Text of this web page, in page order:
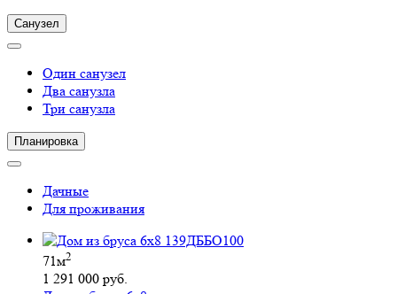
Санузел
Один санузел
Два санузла
Три санузла
Планировка
Дачные
Для проживания
71м2
1 291 000 руб.